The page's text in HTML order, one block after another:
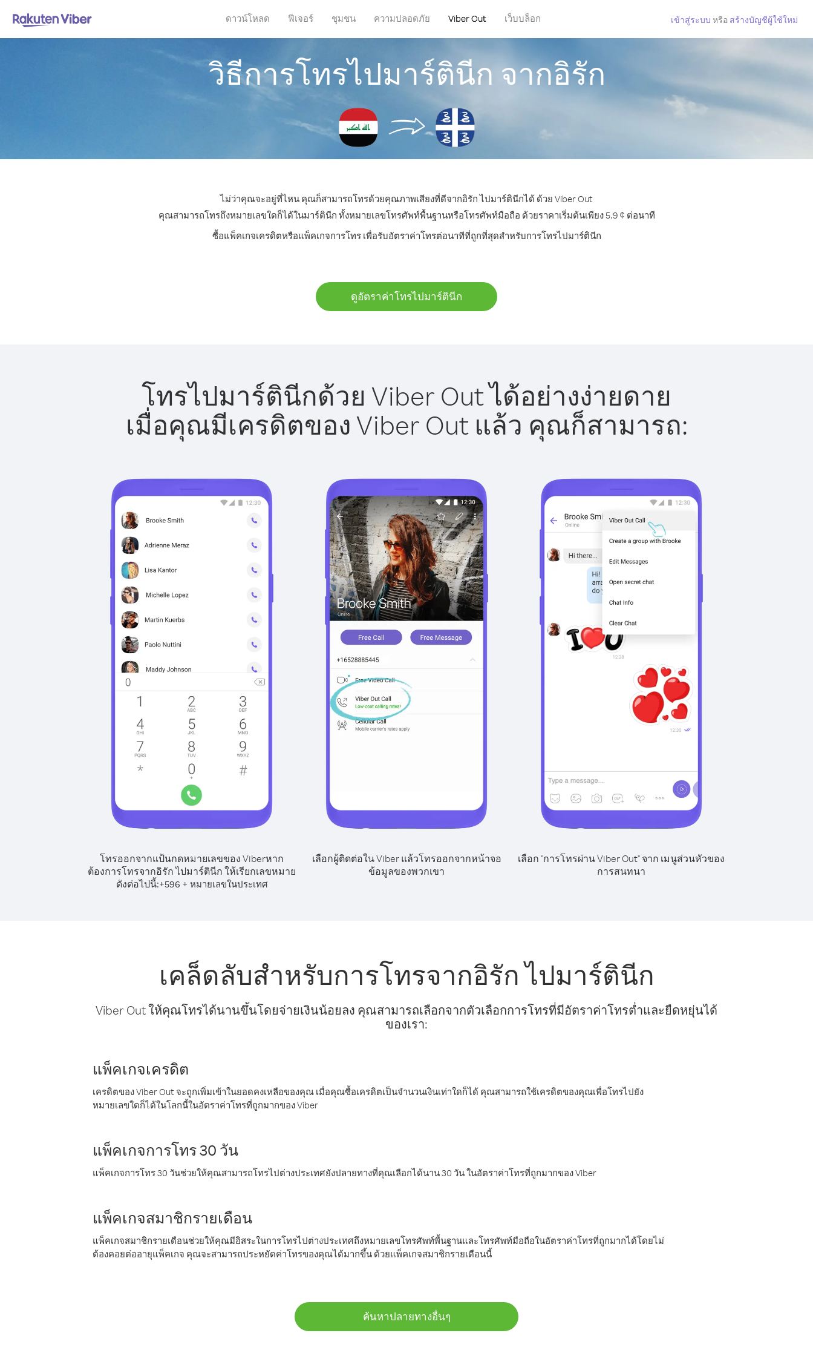
ดาวน์โหลด ฟีเจอร์ ชุมชน ความปลอดภัย Viber Out เว็บบล็อก เข้าสู่ระบบ หรือ สร้างบัญชีผู้ใช้ใหม่
วิธีการโทรไปมาร์ตินีก จากอิรัก
ไม่ว่าคุณจะอยู่ที่ไหน คุณก็สามารถโทรด้วยคุณภาพเสียงที่ดีจากอิรัก ไปมาร์ตินีกได้ ด้วย Viber Out
คุณสามารถโทรถึงหมายเลขใดก็ได้ในมาร์ตินีก ทั้งหมายเลขโทรศัพท์พื้นฐานหรือโทรศัพท์มือถือ ด้วยราคาเริ่มต้นเพียง 5.9 ¢ ต่อนาที
ซื้อแพ็คเกจเครดิตหรือแพ็คเกจการโทร เพื่อรับอัตราค่าโทรต่อนาทีที่ถูกที่สุดสำหรับการโทรไปมาร์ตินีก
ดูอัตราค่าโทรไปมาร์ตินีก
โทรไปมาร์ตินีกด้วย Viber Out ได้อย่างง่ายดาย
เมื่อคุณมีเครดิตของ Viber Out แล้ว คุณก็สามารถ:
โทรออกจากแป้นกดหมายเลขของ Viberหาก
ต้องการโทรจากอิรัก ไปมาร์ตินีก ให้เรียกเลขหมาย
ดังต่อไปนี้:+596 + หมายเลขในประเทศ
เลือกผู้ติดต่อใน Viber แล้วโทรออกจากหน้าจอ
ข้อมูลของพวกเขา
เลือก "การโทรผ่าน Viber Out" จาก เมนูส่วนหัวของ
การสนทนา
เคล็ดลับสำหรับการโทรจากอิรัก ไปมาร์ตินีก
Viber Out ให้คุณโทรได้นานขึ้นโดยจ่ายเงินน้อยลง คุณสามารถเลือกจากตัวเลือกการโทรที่มีอัตราค่าโทรต่ำและยืดหยุ่นได้
ของเรา:
แพ็คเกจเครดิต
เครดิตของ Viber Out จะถูกเพิ่มเข้าในยอดคงเหลือของคุณ เมื่อคุณซื้อเครดิตเป็นจำนวนเงินเท่าใดก็ได้ คุณสามารถใช้เครดิตของคุณเพื่อโทรไปยัง
หมายเลขใดก็ได้ในโลกนี้ในอัตราค่าโทรที่ถูกมากของ Viber
แพ็คเกจการโทร 30 วัน
แพ็คเกจการโทร 30 วันช่วยให้คุณสามารถโทรไปต่างประเทศยังปลายทางที่คุณเลือกได้นาน 30 วัน ในอัตราค่าโทรที่ถูกมากของ Viber
แพ็คเกจสมาชิกรายเดือน
แพ็คเกจสมาชิกรายเดือนช่วยให้คุณมีอิสระในการโทรไปต่างประเทศถึงหมายเลขโทรศัพท์พื้นฐานและโทรศัพท์มือถือในอัตราค่าโทรที่ถูกมากได้โดยไม่
ต้องคอยต่ออายุแพ็คเกจ คุณจะสามารถประหยัดค่าโทรของคุณได้มากขึ้น ด้วยแพ็คเกจสมาชิกรายเดือนนี้
ค้นหาปลายทางอื่นๆ